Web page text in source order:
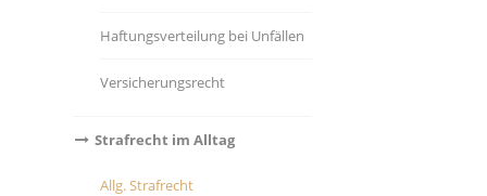
Haftungsverteilung bei Unfällen
Versicherungsrecht
Strafrecht im Alltag
Allg. Strafrecht